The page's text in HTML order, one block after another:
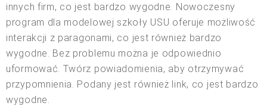
innych firm, co jest bardzo wygodne. Nowoczesny
program dla modelowej szkoły USU oferuje możliwość
interakcji z paragonami, co jest również bardzo
wygodne. Bez problemu można je odpowiednio
uformować. Twórz powiadomienia, aby otrzymywać
przypomnienia. Podany jest również link, co jest bardzo
wygodne.